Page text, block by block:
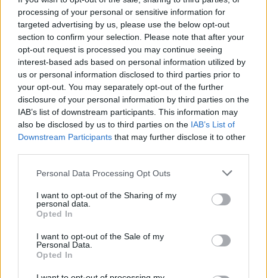
processing of your personal or sensitive information for
targeted advertising by us, please use the below opt-out
section to confirm your selection. Please note that after your
opt-out request is processed you may continue seeing
interest-based ads based on personal information utilized by
us or personal information disclosed to third parties prior to
your opt-out. You may separately opt-out of the further
disclosure of your personal information by third parties on the
IAB’s list of downstream participants. This information may
also be disclosed by us to third parties on the IAB’s List of
Downstream Participants that may further disclose it to other
Please note that this website/app uses one or more Google
not limited to your visit or usage behaviour. You may click to
grant or deny consent to Google and its third-party tags to
use your data for below specified purposes in below Google
consent section.
Personal Data Processing Opt Outs
I want to opt-out of the Sharing of my
personal data.
Opted In
I want to opt-out of the Sale of my
Personal Data.
Opted In
abból a sárból, amelybe az életét sodorta, és végül
csak azért is összehozott egy tökéletes közönyt
kiérdemlő, mégis csodálatos filmet. Igen, az én
filmemet például olyan ember készíthetné el, mint
Tenzin Phuntsog, aki ugyan meglehetősen
egészségesnek és fiatalnak néz ki, de legalább egy
zavaros karriert építő tibeti bevándorlósarj valahol
Amerika közepén, és alig lehet kimondani a nevét. Az
is tetszik benne, hogy első filmjének már a témájával
és a legelső snittjeivel hazaküldi a moziból azokat,
akikkel nem akar beszélgetni – hiszen egy vénember
percet, és rögtön a nyitósnittben olyan kitartó
buggyos háztapétát, ahogyTarr Béla vagyJean-
Pierre Melville
Egyetlen igazán emlékezetes jelenet van ebben a
filmben, és ez pont eggyel több annál, mint amivel a